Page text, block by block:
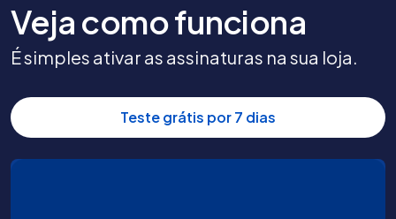
Veja como funciona
É simples ativar as assinaturas na sua loja.
Teste grátis por 7 dias